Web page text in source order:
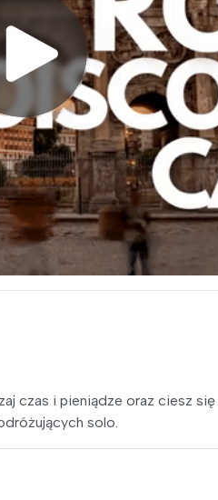
czas i pieniądze oraz ciesz
solo.